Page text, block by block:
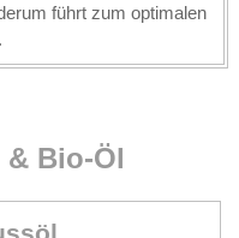
führt zum optimalen
Bio-Öl